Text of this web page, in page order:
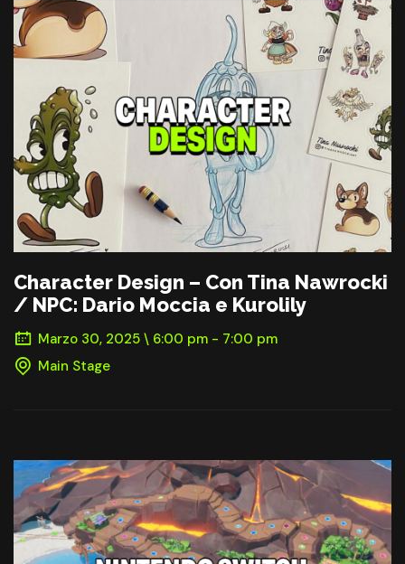
Character Design – Con Tina Nawrocki
/ NPC: Dario Moccia e Kurolily
Marzo 30, 2025 \ 6:00 pm - 7:00 pm
Main Stage